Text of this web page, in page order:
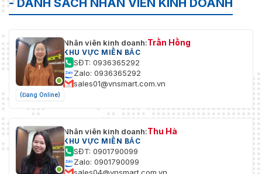
- DANH SÁCH NHÂN VIÊN KINH DOANH
(Đang Online)
Nhân viên kinh doanh:Trần Hồng
KHU VỰC MIỀN BẮC
SĐT: 0936365292
Zalo: 0936365292
sales01@vnsmart.com.vn
Nhân viên kinh doanh:Thu Hà
KHU VỰC MIỀN BẮC
SĐT: 0901790099
Zalo: 0901790099